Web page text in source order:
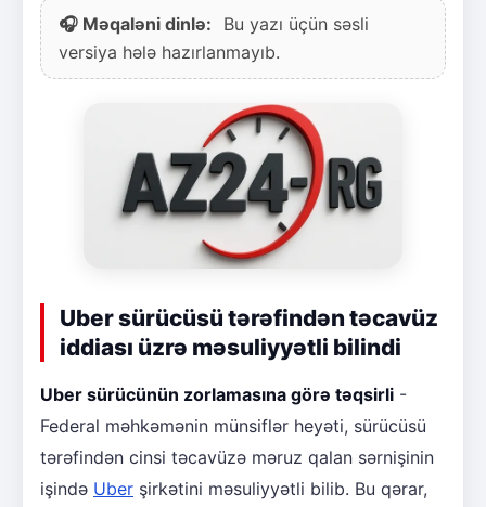
🎧 Məqaləni dinlə:
Bu yazı üçün səsli
versiya hələ hazırlanmayıb.
Uber sürücüsü tərəfindən təcavüz
iddiası üzrə məsuliyyətli bilindi
Uber sürücünün zorlamasına görə təqsirli -
Federal məhkəmənin münsiflər heyəti, sürücüsü
tərəfindən cinsi təcavüzə məruz qalan sərnişinin
işində Uber şirkətini məsuliyyətli bilib. Bu qərar,